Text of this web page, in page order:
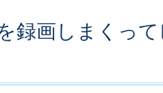
録画しまくっ